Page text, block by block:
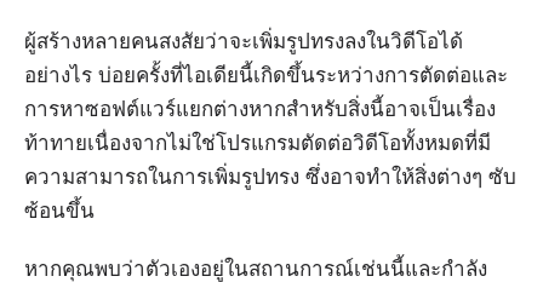
ผู้สร้างหลายคนสงสัยว่าจะเพิ่มรูปทรงลงในวิดีโอได้
อย่างไร บ่อยครั้งที่ไอเดียนี้เกิดขึ้นระหว่างการตัดต่อและ
การหาซอฟต์แวร์แยกต่างหากสำหรับสิ่งนี้อาจเป็นเรื่อง
ท้าทายเนื่องจากไม่ใช่โปรแกรมตัดต่อวิดีโอทั้งหมดที่มี
ความสามารถในการเพิ่มรูปทรง ซึ่งอาจทำให้สิ่งต่างๆ ซับ
ซ้อนขึ้น
หากคุณพบว่าตัวเองอยู่ในสถานการณ์เช่นนี้และกำลัง